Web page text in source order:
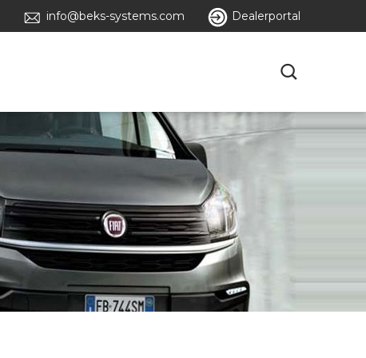
info@beks-systems.com Dealerportal